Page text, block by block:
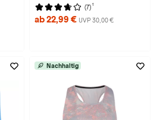
(7) 1
ab 22,99 € UVP 30,00 €
Nachhaltig